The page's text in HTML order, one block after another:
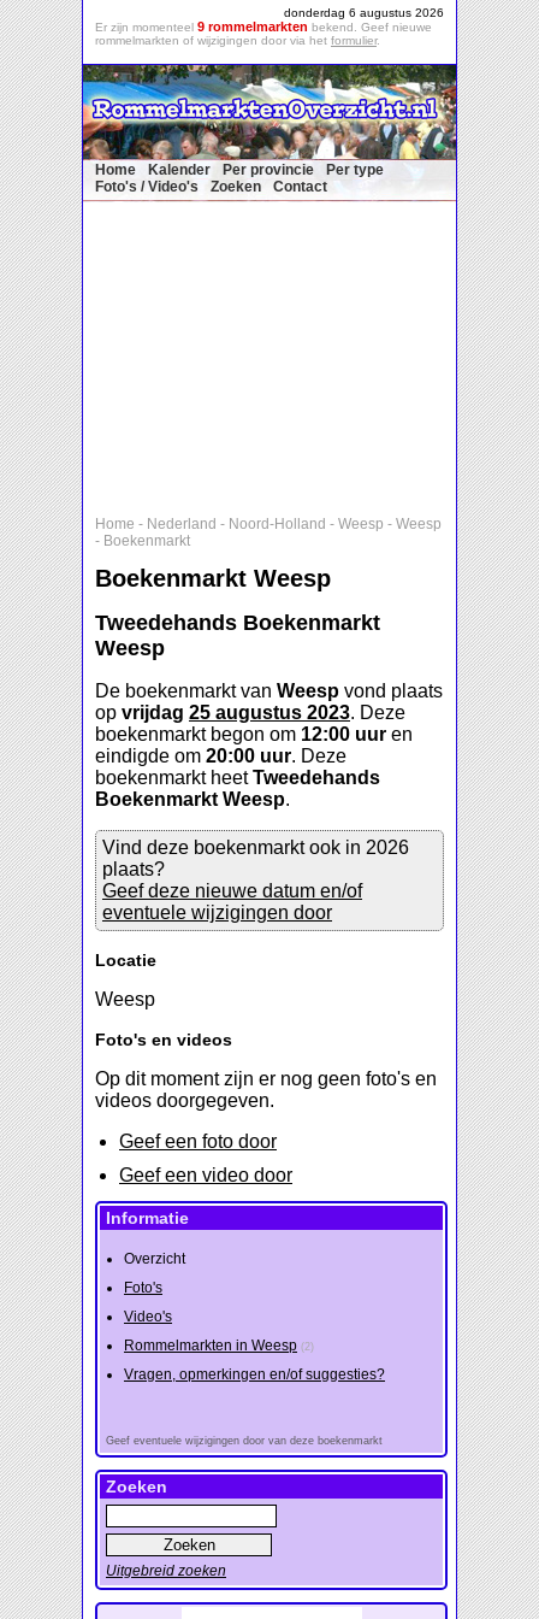
donderdag 6 augustus 2026
Er zijn momenteel 9 rommelmarkten bekend. Geef nieuwe
rommelmarkten of wijzigingen door via het formulier.
Home Kalender Per provincie
Per type
Foto's / Video's
Zoeken Contact
Home - Nederland - Noord-Holland - Weesp - Weesp
- Boekenmarkt
Boekenmarkt Weesp
Tweedehands Boekenmarkt
Weesp
De boekenmarkt van Weesp vond plaats
op vrijdag 25 augustus 2023. Deze
boekenmarkt begon om 12:00 uur en
eindigde om 20:00 uur. Deze
boekenmarkt heetTweedehands
Boekenmarkt Weesp.
Vind deze boekenmarkt ook in 2026
plaats?
Geef deze nieuwe datum en/of
eventuele wijzigingen door
Locatie
Weesp
Foto's en videos
Op dit moment zijn er nog geen foto's en
videos doorgegeven.
Geef een foto door
Geef een video door
Informatie
Overzicht
Foto's
Video's
Rommelmarkten in Weesp (2)
Vragen, opmerkingen en/of suggesties?
Geef eventuele wijzigingen door van deze boekenmarkt
Zoeken
Uitgebreid zoeken